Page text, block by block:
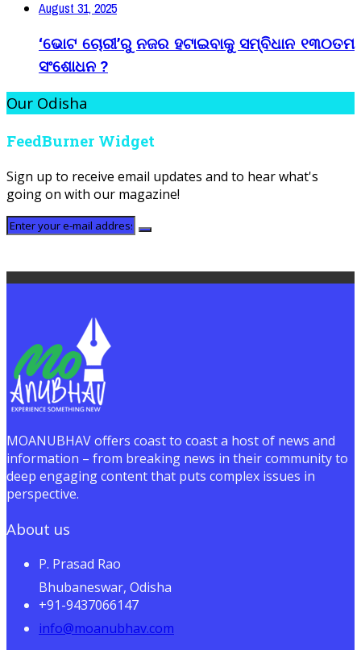
August 31, 2025
‘ଭୋଟ ଚୋରୀ’ରୁ ନଜର ହଟାଇବାକୁ ସମ୍ବିଧାନ ୧୩୦ତମ
ସଂଶୋଧନ ?
Our Odisha
FeedBurner Widget
Sign up to receive email updates and to hear what's
going on with our magazine!
MOANUBHAV offers coast to coast a host of news and
information – from breaking news in their community to
deep engaging content that puts complex issues in
perspective.
About us
P. Prasad Rao
Bhubaneswar, Odisha
+91-9437066147
info@moanubhav.com